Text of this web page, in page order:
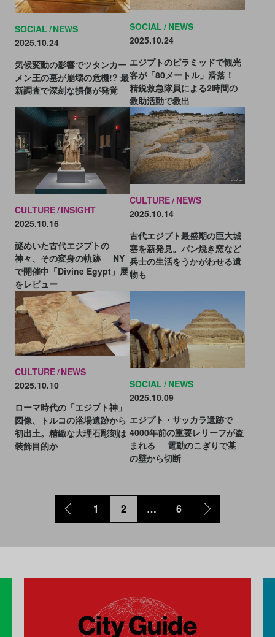
SOCIAL NEWS
2025.10.24
気候変動の影響でツタンカー
メン王の墓が崩壊の危機!? 最
新調査で深刻な損傷が発覚
SOCIAL NEWS
2025.10.24
エジプトのピラミッドで観光
客が「80メートル」滑落！
精鋭救急隊員による2時間の
救助活動で救出
CULTURE INSIGHT
2025.10.16
謎めいた古代エジプトの
神々、その変身の軌跡──NY
で開催中「Divine Egypt」展
をレビュー
CULTURE NEWS
2025.10.14
古代エジプト最盛期の巨大城
塞を新発見。パン焼き窯など
兵士の生活をうかがわせる遺
物も
CULTURE NEWS
2025.10.10
ローマ時代の「エジプト神」
図像、トルコの浴場遺跡から
初出土。精緻な大理石彫刻は
装飾目的か
SOCIAL NEWS
2025.10.09
エジプト・サッカラ遺跡で
4000年前の重要レリーフが盗
まれる──電動のこぎりで墓
の壁から切断
1 2 … 6